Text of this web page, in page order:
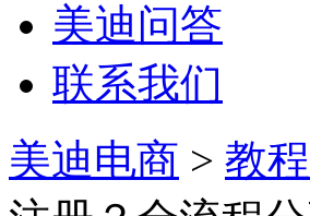
美迪问答
联系我们
美迪电商 > 教